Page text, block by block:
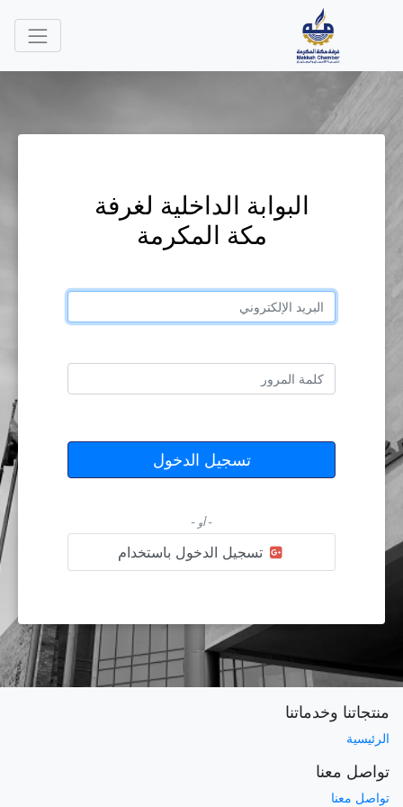
البوابة الداخلية لغرفة
مكة المكرمة
تسجيل الدخول
- أو -
تسجيل الدخول باستخدام
منتجاتنا وخدماتنا
الرئيسية
تواصل معنا
تواصل معنا